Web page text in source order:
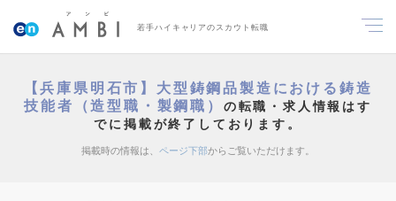
若手ハイキャリアのスカウト転職
【兵庫県明石市】大型鋳鋼品製造における鋳造
技能者（造型職・製鋼職） の転職・求人情報はす
でに掲載が終了しております。
掲載時の情報は、 ページ下部からご覧いただけます。